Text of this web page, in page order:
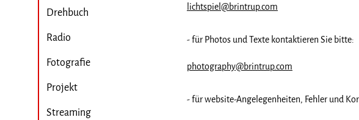
Drehbuch
Radio
Fotografie
Projekt
Streaming
lichtspiel@brintrup.com
- für Photos und Texte kontaktieren Sie bitte:
photography@brintrup.com
- für website-Angelegenheiten, Fehler und